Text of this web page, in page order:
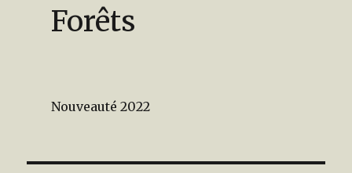
Forêts
Nouveauté 2022